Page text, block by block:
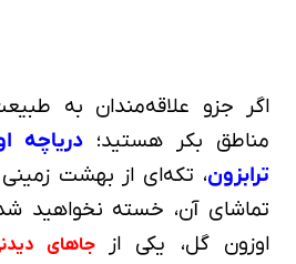
اگر جزو علاقه‌مندان به
مناطق بکر هستید؛ دریاچه
ترابزون، تکه‌ای از بهشت
تماشای آن، خسته نخواهید
اوزون گل، یکی از
جاهای